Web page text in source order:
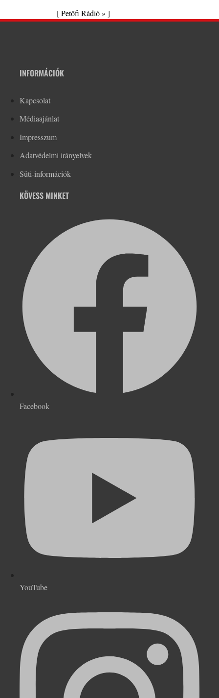
[Petőfi Rádió » ]
INFORMÁCIÓK
Kapcsolat
Médiaajánlat
Impresszum
Adatvédelmi irányelvek
Süti-információk
KÖVESS MINKET
Facebook
YouTube